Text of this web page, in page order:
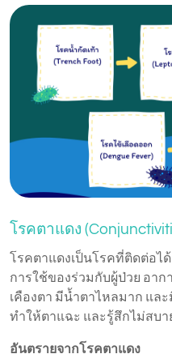
โรคตาแดง
โรคตาแดงเป็นโรคที่ติดต่อไ
การใช้ของร่วมกับผู้ป่วย อาก
เคืองตา มีน้ำตาไหลมาก แล
ทำให้ตาแฉะ และรู้สึกไม่สบา
อันตรายจากโรคตาแดง